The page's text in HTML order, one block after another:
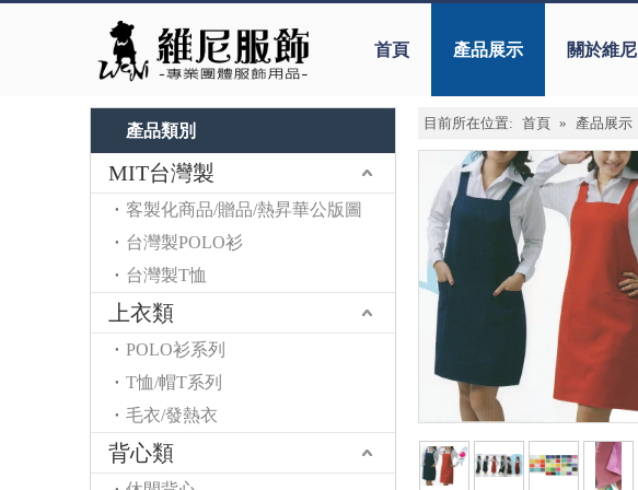
首頁 產品展示 關於維尼
產品類別
MIT台灣製
客製化商品/贈品/熱昇華公版圖
台灣製POLO衫
台灣製T恤
上衣類
POLO衫系列
T恤/帽T系列
毛衣/發熱衣
背心類
目前所在位置: 首頁 » 產品展示